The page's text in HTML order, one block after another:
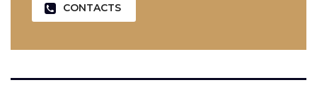
CONTACTS